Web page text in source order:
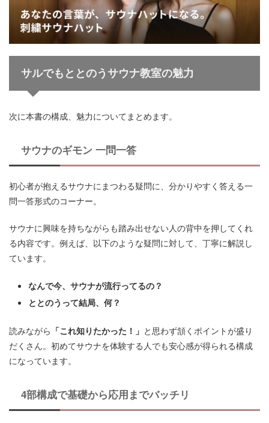
サルでもととのうサウナ教室の魅力
次に本書の構成、魅力についてまとめます。
サウナのギモン 一問一答
初心者が抱えるサウナにまつわる疑問に、分かりやすく答える一
問一答形式のコーナー。
サウナに興味を持ちながらも踏み出せない人の背中を押してくれ
る内容です。例えば、以下のような疑問に対して、丁寧に解説し
ています。
なんで今、サウナが流行ってるの？
ととのうって結局、何？
読みながら 「これ知りたかった！」 と思わず頷くポイントが盛り
だくさん。初めてサウナを体験する人でも安心感が得られる構成
になっています。
4部構成で基礎から応用までバッチリ